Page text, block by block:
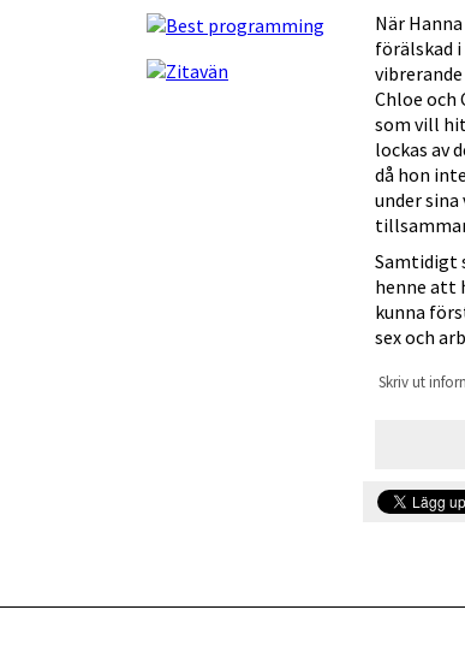
När
förälskad
Chloe och
som vill
lockas av
då hon
under sina
Samtidigt
henne att
kunna
sex och
Skriv ut